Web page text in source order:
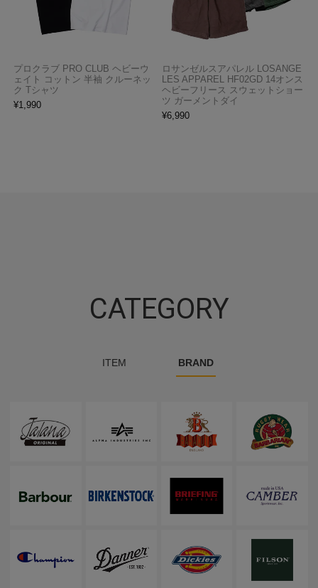
プロクラブ PRO CLUB ヘビーウ
ェイト コットン 半袖 クルーネッ
ク Tシャツ
¥1,990
ロサンゼルスアパレル LOSANGE
LES APPAREL HF02GD 14オンス
ヘビーフリース スウェットショー
ツ ガーメントダイ
¥6,990
CATEGORY
ITEM BRAND